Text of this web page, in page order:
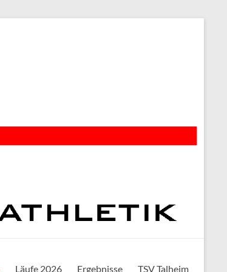
Läufe 2026 Ergebnisse TSV Talheim